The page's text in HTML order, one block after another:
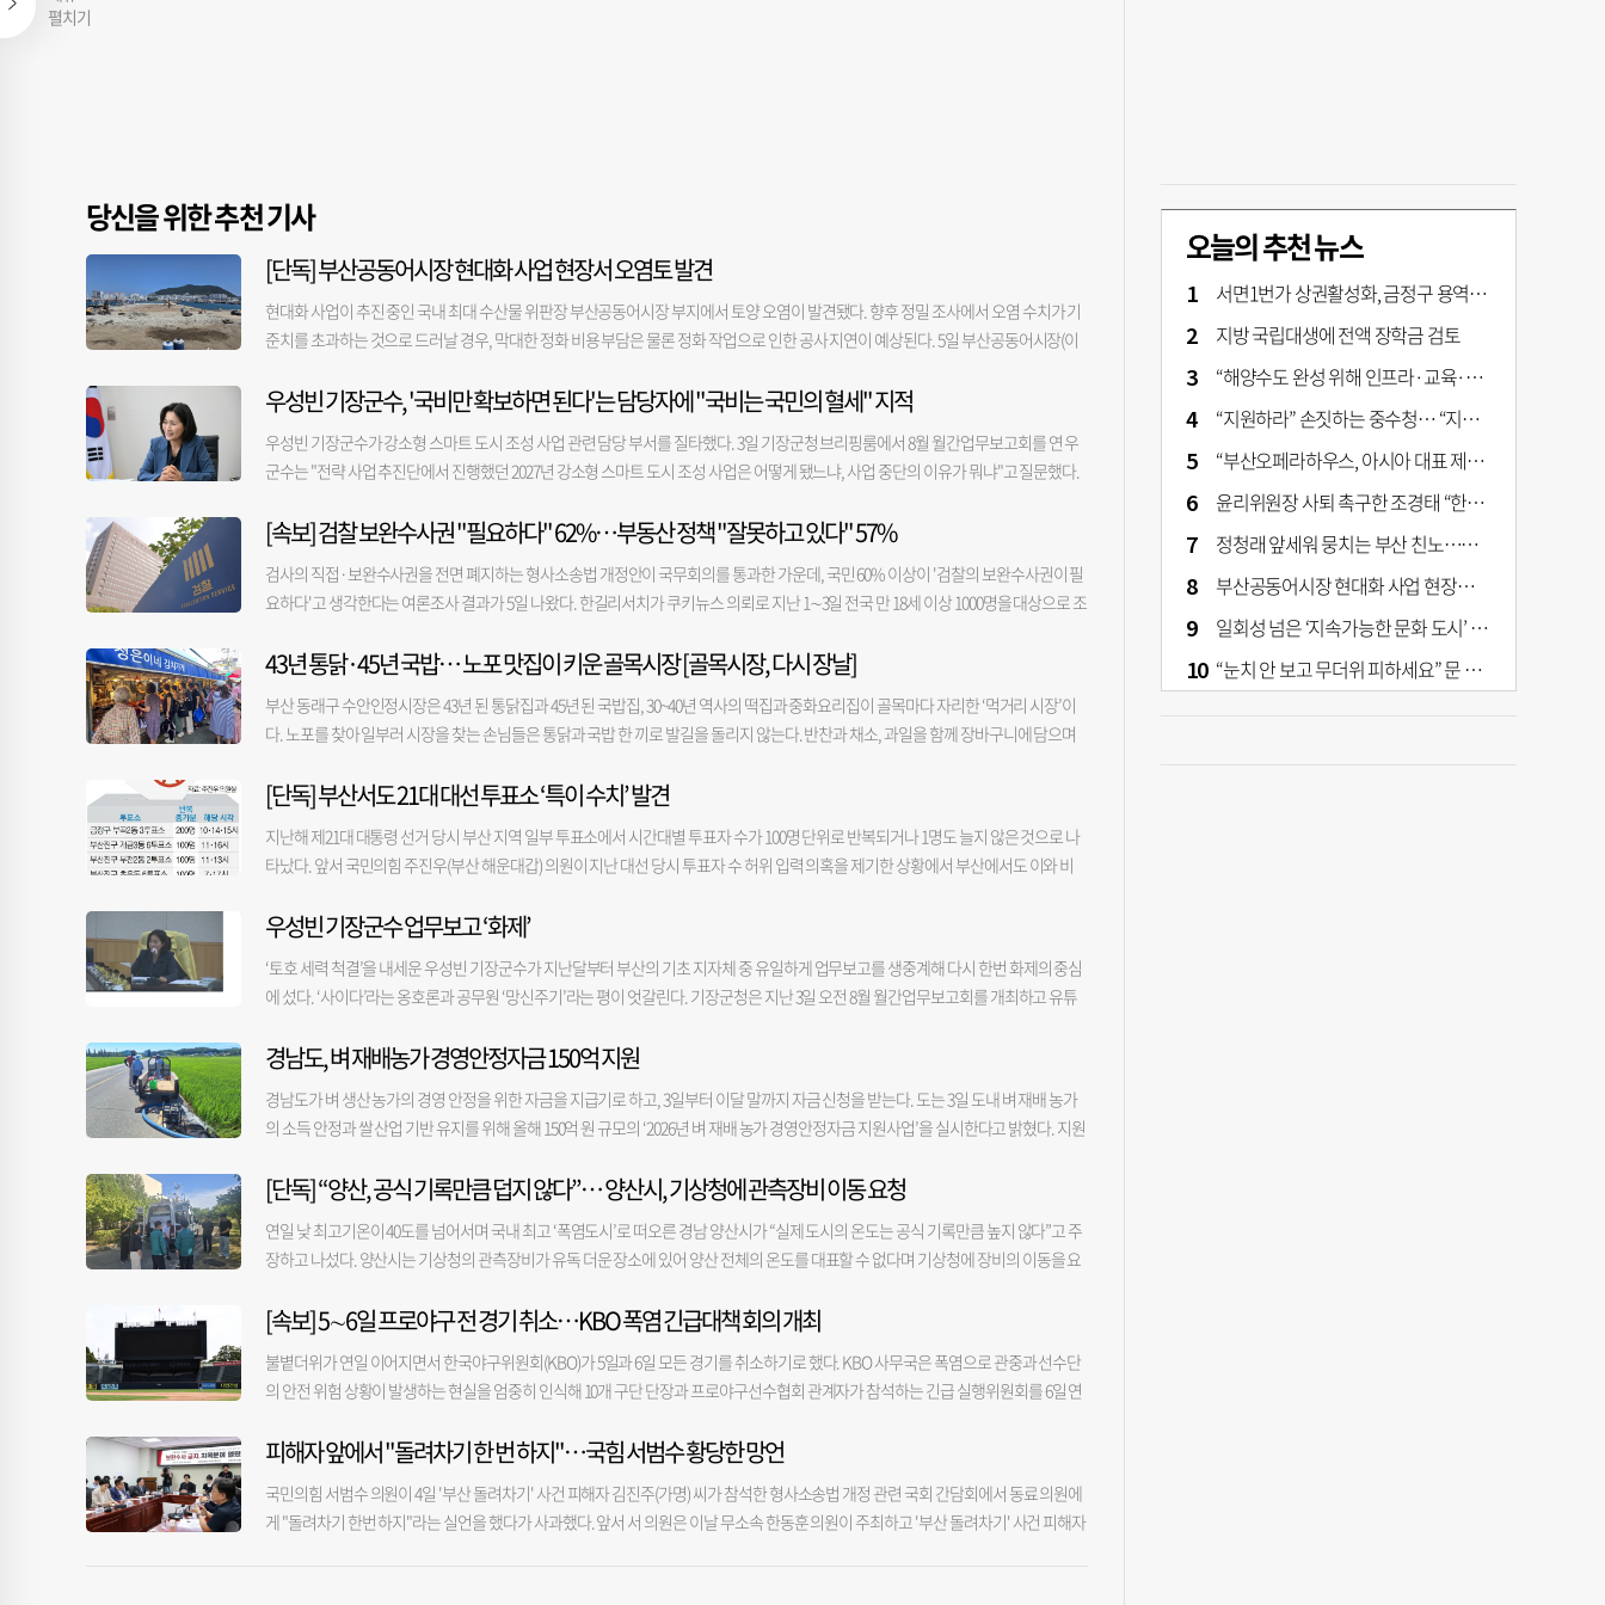
펼치기
당신을 위한 추천 기사
[단독] 부산공동어시장 현대화 사업 현장서 오염토 발견
현대화 사업이 추진 중인 국내 최대 수산물 위판장 부산공동어시장 부지에서 토양 오염이 발견됐다. 향후 정밀 조사에서 오염 수치가 기
준치를 초과하는 것으로 드러날 경우, 막대한 정화 비용 부담은 물론 정화 작업으로 인한 공사 지연이 예상된다. 5일 부산공동어시장(이
중 오염된 것으로 추정되는 토양을 발견했다. 시공사는 자체적으로 2곳에서 시료를 채취해 토질 조사를 진행한 뒤 해당 결과를 부산시
공식 신고할 예정이다. 해당 부지 오염의 기준치 초과여부는 정밀조사 결과에 따라 확정된다. 서구청에 오염 신고가 접수되면 서구청의
지시로 전문 용역사가 정밀 토양오염 조사를 진행하게 되는데, 오염 정도가 토양환경보전법상 기준치를 초과하는지 여부는 해당 부지
다. 시공사 관계자는 “해당 부지가 3지역으로 분류되면 기준 내에 들 수 있지만, 2지역으로 분류될 경우 기준치를 넘어설 가능성이 있
다”며 “해당 지역 분류는 관할 구청이 판단한다. 아직 공사 지연 등을 논할 단계는 아니다”고 설명했다. 이번 오염은 과거 어선 급유를 위
해 어시장 건물 지하에 묻혀있던 송유관에서 기름이 유출돼 발생한 것으로 추정된다. 문제는 해당 오염 수치가 지역별 기준치를 넘겼을
가피하다. 수억 원으로 추정되는 정화 비용 역시 기존 현대화 사업비에 포함돼 있지 않은 데다, 관련 법상 오염 원인자가 비용을 부담해야
해 원인 규명을 둘러싼 갈등으로 시일이 소요될 가능성도 크다. 현재는 구청 공식 신고 전 단계로 1단계 공사는 진행 중이다. 부산공동어
시장 현대화 사업은 전체 위판장 면적의 약 38.9%(1만 6800㎡)를 차지하는 1단계 부지(우측 본관·돌제)를 시작으로, 2단계(업무시설·중
앙 위판장), 3단계(좌측 본관·돌제)로 나누어 순차적으로 추진된다. 당초 계획대로라면 2029년 말에서 2030년 초 최종 준공될 예정이었
10%)이 투입되는 부산공동어시장 현대화 사업은 서구 남부민동 부지에 연면적 6만 1971㎡(지하 1층~지상 5층)의 신축 건물을 건립하는
대형 프로젝트다. 어시장 측은 5일 기준 기존 2개 지점에 더해 추가 1개 지점에 대한 토질 조사를 의뢰했으며, 결과가 나오는 대로 서구청
에 신고할 계획이다. 어시장 관계자는 “오염 추정 흙이 해당 공사 부지에서 확인된 것은 맞지만, 최종 기준치 초과 여부는 정밀 조사 결과
가 나와봐야 안다”며 “조사 결과에 따라 절차를 따를 것”이라고 밝혔다.
우성빈 기장군수, '국비만 확보하면 된다'는 담당자에 "국비는 국민의 혈세" 지적
우성빈 기장군수가 강소형 스마트 도시 조성 사업 관련 담당 부서를 질타했다. 3일 기장군청 브리핑룸에서 8월 월간업무보고회를 연 우
군수는 "전략 사업 추진단에서 진행했던 2027년 강소형 스마트 도시 조성 사업은 어떻게 됐느냐, 사업 중단의 이유가 뭐냐"고 질문했다.
업"이라고 말했다. 우 군수는 "가장 큰 예산을 차지하는 부분이 용궁사 들어가는 입구에 전기차가 다닐 수 있는 다른 차선을 확보해 관광
다"고 회상했다. 이어 "용궁사에 직접 가보니 담당 팀장님은 '안되네요. 차선이 안 나오겠네요'라고 했다"면서 "그래서 '사업이 안되는데
어떻게 국비를 받고 군비를 투입시키겠느냐. 중단하라'고 말하니 '다른 사업으로 돌리면 된다. 국비만 확보하면 된다'고 계속 우겼다"고
따내는 것이 공모 사업"이라고 질타했다. 또 "무작정 국비 80억, 군비 80억을 넣어서 기존에 공모했던 사업과 전혀 다른 사업으로 진행을
하면 되겠느냐. 국비는 국민의 혈세 아니냐. 그래서 사업이 중단된 것"이라고 강조했다. 우 군수는 "'왜 (사업을) 결재 안 했느냐'며 저한테
책임을 전가하는 분들이 있다. 이건 사업 자체가, 공모 자체가 잘못된 사업"이라며 "돈만 받아오면 되는게 아니다"라고 지적했다. 그러면
첫 업무보고회부터 보고회 전 과정을 유튜브 채널 '기장군TV(업무보고)'를 통해 공개하고 있다.
[속보] 검찰 보완수사권 "필요하다" 62%…부동산 정책 "잘못하고 있다" 57%
검사의 직접·보완수사권을 전면 폐지하는 형사소송법 개정안이 국무회의를 통과한 가운데, 국민 60% 이상이 '검찰의 보완수사권이 필
요하다'고 생각한다는 여론조사 결과가 5일 나왔다. 한길리서치가 쿠키뉴스 의뢰로 지난 1∼3일 전국 만 18세 이상 1000명을 대상으로 조
검사의 보완수사권이 필요하다는 응답은 지지 정당이나 정치 성향과 관계없이 과반을 차지했다. 더불어민주당 지지층에선 53.8%, 국민
지지층에서는 22.4%였다. 정치 성향별로는 진보층의 52.0%, 보수층의 69.9%가 보완수사권이 필요하다고 봤다. 중도층에서는 필요하
다는 응답이 70.5%로 가장 높았다. 국민 절반 가량은 검찰을 신뢰하지 않지만, 경찰 신뢰도는 이보다도 더 낮은 것으로도 조사됐다. '검
다'는 응답은 55.2%로 과반을 기록했다. 앞서 국회는 더불어민주당 주도로 지난달 31일 검찰의 수사권을 완전 폐지하는 형사소송법 개
정안을 의결했다. 이 법안은 이재명 대통령이 주재한 전날 국무회의도 통과했다. 한편 이재명 정부의 부동산 정책에 대해선 '잘못하고 있
다'는 부정 평가가 57.6%로 나타났다. 긍정 평가는 35.6%, '잘 모름'은 6.8%였다. 부정 평가 응답자를 연령대별로 보면 30대가 70.4%로
부정 평가 비율이 가장 높았고 부산·울산·경남 62.0%, 서울 60.3%, 인천·경기 59.3%가 뒤를 이었다. 이번 조사는 유·무선 임의전화걸
기(RDD) 방식으로 표본을 추출해 3.6%는 유선 전화면접, 96.4%는 무선 자동응답시스템(ARS) 방식으로 진행됐다. 표본오차는 95% 신뢰
수준에 ±3.1%포인트다. 기타 자세한 내용은 중앙선거여론조사심의위원회 홈페이지를 참조하면 된다.
43년 통닭·45년 국밥… 노포 맛집이 키운 골목시장 [골목시장, 다시 장날]
부산 동래구 수안인정시장은 43년 된 통닭집과 45년 된 국밥집, 30~40년 역사의 떡집과 중화요리집이 골목마다 자리한 ‘먹거리 시장’이
다. 노포를 찾아 일부러 시장을 찾는 손님들은 통닭과 국밥 한 끼로 발길을 돌리지 않는다. 반찬과 채소, 과일을 함께 장바구니에 담으며
은 500년 역사의 동래시장 초입에서 노점을 하던 외지 상인들이 모여 형성된 시장이다. 당시 경남 양산과 김해, 부산 기장 등지에서 농수
지금의 모습을 갖췄다. 수안인정시장 유근태 상인회장은 “외지 상인들이 모여 시작한 시장이지만 지금은 동래를 대표하는 골목시장으
로 자리 잡았다”며 “부산 도시철도와 동해선, 버스 등 접근성이 좋아 1년 내내 손님이 끊이지 않는다”고 말했다. 시장의 가장 큰 경쟁력은
에 학생 시절 찾았던 손님들이 성인이 돼 가족과 함께 다시 찾는 곳으로 유명하다. 희망통닭을 운영하는 유무열(44) 씨는 “아버지가 늘
‘100년은 가야 하지 않겠나’라고 말씀하셨다”며 “학생들에게 푸짐하게 내주던 방식 그대로 지금도 12호 닭을 사용한다. 옛 손님들이 자
녀 손을 잡고 다시 찾아올 때 가장 보람을 느낀다”고 말했다. 45년 전 문을 연 ‘재민국밥’도 시장의 대표 노포다. 매일 직접 삶은 뼈로 육수
이곳에 국밥집을 차린 후 30대부터 70대까지 한 우물만 파왔다”며 “수안인정시장에는 우리 가게 말고도 유명한 맛집이 많은 덕에 시장
명맥이 잘 유지되고 있다”고 말했다. ■소분 판매부터 가격표시까지 “변화가 경쟁력” 맛집만으로 시장이 유지되는 것은 아니다. 수안인
정시장은 소비 방식 변화에도 빠르게 대응했다. 전통시장이 살아남으려면 시대 흐름을 받아들여야 한다는 게 상인들 생각이다. 좋은 먹
거리와 친절한 서비스, 변화하려는 노력이 함께 있어야 젊은 손님도 찾고 다음 세대도 시장을 이어갈 수 있다는 것이다. 수안인정시장에
회장은 “요즘은 혼자 사는 사람들이 많으니까 양배추 한 통을 사도 다 먹지 못해 버리는 경우가 많다”며 “한 가게가 소분 판매를 하지 않
으면 손님은 시장 자체를 찾지 않는다. 시장 전체를 살리는 길이라고 생각해 상인들에게 계속 소분 판매를 권하고 있다”고 말했다. 가격
표시제도 시장 경쟁력을 높인 변화다. 대부분 점포가 가격을 표시하면서 바가지요금에 대한 불신을 없앴다. 요즘 젊은 사람들은 가격을
공영주차장과 공용화장실을 유치했고, 시장 방송을 통해 온누리상품권 사용처와 행사 등을 안내하고 있다. 수안인정시장 정득화 관리
부장은 “1000원어치만 사도 기분 좋게 팔자는 것이 상인회의 원칙”이라며 “분실물이 접수되면 대부분 주인을 찾아줄 정도로 작은 친절
을 실천하려고 노력하고 있다”고 말했다. ※ '골목시장, 다시 장날' 프로젝트는 BNK부산은행과 함께합니다.
[단독] 부산서도 21대 대선 투표소 ‘특이 수치’ 발견
지난해 제21대 대통령 선거 당시 부산 지역 일부 투표소에서 시간대별 투표자 수가 100명 단위로 반복되거나 1명도 늘지 않은 것으로 나
타났다. 앞서 국민의힘 주진우(부산 해운대갑) 의원이 지난 대선 당시 투표자 수 허위 입력 의혹을 제기한 상황에서 부산에서도 이와 비
한 결과, 부산 914개 투표소 가운데 시간당 투표 증가분이 100명이나 200명으로 두 차례 이상 반복된 곳은 8곳이었다. 100명 단위 투표자
것으로 입력됐다. 연제구 연산4동 제1투표소는 오전 7시와 오후 1시, 수영구 망미1동 제5투표소는 오전 10시와 낮 12시에 100명씩 늘었
다. 다만 대부분 서로 떨어진 시간대에 나타났다. 한 시간 이상 투표자 수가 한 명도 늘지 않은 것으로 기록된 투표소도 11곳이었다. 해운
는데, 제1투표소만 유일하게 오후 7시 투표자 수가 0명으로 집계됐다. 주 의원은 지난 2일 국회 기자회견에서 제21대 대선 당시 전국 109
개 투표소의 시간대별 투표자 수가 비정상적으로 입력됐다며 조사를 촉구했다. 부산 각 구·군 선관위에 따르면 시간대별 투표자 수는 각
투표소가 투표용지 일련번호 등을 토대로 누적 인원을 계산해 읍면동에 보고하고, 읍면동 담당자가 선거관리시스템에 투표자 수를 입
선 투표까지도 수사 범위가 확대될 가능성이 있다"며 "이 때문에 대선 당시 투표자 수 입력 누락이나 오기 등에 대해 답변하기 어렵다"고
말했다.
우성빈 기장군수 업무보고 ‘화제’
‘토호 세력 척결’을 내세운 우성빈 기장군수가 지난달부터 부산의 기초 지자체 중 유일하게 업무보고를 생중계해 다시 한번 화제의 중심
에 섰다. ‘사이다’라는 옹호론과 공무원 ‘망신주기’라는 평이 엇갈린다. 기장군청은 지난 3일 오전 8월 월간업무보고회를 개최하고 유튜
계획 수립을 강조하는 장면이 화제가 됐다. 우 군수는 “‘왕복 4차로를 낼 공간이 없는 것 아니냐’고 몇 번을 물었는데 담당 팀장은 ‘충분히
를 받고 군비를 투입하겠느냐. 중단하라’고 말하니 ‘다른 사업으로 돌리면 된다. 국비만 확보하면 된다’고 계속 우겼다”고 말했다. 한 지
역 방송사가 해당 장면을 편집해 유튜브에 올린 영상은 5일 기준 50만 회가 넘는 조회수를 기록했다. 영상에는 긍정적인 평가가 담긴 댓
하지만 군청 내부에서는 반발도 나온다. 노조 게시판에서 한 직원은 “해당 영상이 무분별하게 확대 재생산되며 당사자가 극심한 스트레
스를 받고 있다”고 적었다. 전국공무원노동조합 기장군지부 류광은 사무국장은 “얼굴 노출 부담이 커 다른 채널에 게시 중단을 요청한
상태”라고 말했다.
경남도, 벼 재배농가 경영안정자금 150억 지원
경남도가 벼 생산 농가의 경영 안정을 위한 자금을 지급기로 하고, 3일부터 이달 말까지 자금 신청을 받는다. 도는 3일 도내 벼 재배 농가
의 소득 안정과 쌀 산업 기반 유지를 위해 올해 150억 원 규모의 ‘2026년 벼 재배 농가 경영안정자금 지원사업’을 실시한다고 밝혔다. 지원
이하 농가다. 특히 올해는 수급조절용 벼도 지원 대상에 포함해 쌀 적정 생산과 농가 경영 안정에 기여할 계획이다. 수급조절용 벼는 밥쌀
당 최대 3ha까지 재배면적에 따라 차등 지원하며, 지원단가는 사업 신청 면적 확정 후 결정된다. 농지가 여러 시군에 걸쳐 있는 경우에는
벼 재배면적이 가장 넓은 시군을 관할 시군으로 정해 신청해야 한다. 도는 신청 농가의 자격 확인과 이행점검을 거쳐 지원 대상자를 선정
업과장은 “벼 재배 농가 경영안정자금이 농가의 소득 안정과 쌀 산업 기반 유지에 도움이 될 수 있도록 차질 없이 추진하겠다”며 “지원 대
상 농업인은 신청 기간 내 빠짐없이 신청해 주길 바란다”고 말했다. 한편, 도는 지난해 벼 재배 농가 경영안정자금으로 230억 원을 지원해
도내 7만 6000여 농가가 혜택받았으며, 평균 지원단가는 ha당 45만 7000원이었다. 올해 경영자금의 자세한 신청 방법과 지원 기준은 경
[단독] “양산, 공식 기록만큼 덥지 않다”… 양산시, 기상청에 관측장비 이동 요청
연일 낮 최고기온이 40도를 넘어서며 국내 최고 ‘폭염도시’로 떠오른 경남 양산시가 “실제 도시의 온도는 공식 기록만큼 높지 않다”고 주
장하고 나섰다. 양산시는 기상청의 관측장비가 유독 더운 장소에 있어 양산 전체의 온도를 대표할 수 없다며 기상청에 장비의 이동을 요
비를 찾아 현장 점검을 실시했다. 이날 점검은 지난달 29일부터 양산지역 낮 최고기온이 40도를 웃도는 상황이 이어지면서 관측자료의
산시는 당시 기상청 관계자들에게 관측장비의 위치 이동을 요청한 것으로 알려졌다. 또 다른 기상청 관측지점의 기온 자료를 함께 활용
하는 방안도 검토해달라고 요구했다. 양산시는 기상청 관측장비가 설치된 동면 수질정화공원의 주변 환경이 2008년 설치 당시에 비해
시화가 진행됐다는 것. 이러한 환경 변화가 지표면 온도와 복사열 등에 영향을 미쳐 계측 온도가 크게 높아질 수 있다는 것이 양산시의 주
장이다. 양산시는 이곳 관측장비에서 계측된 온도가 시내 다른 장비에서 계측된 온도보다 상대적으로 1~3도 정도 높다고 설명한다. 현재
양산에는 기상청이 운영하는 관측장비 2곳과 양산시가 읍면동에 설치한 자체 관측장비 11곳이 운영되고 있다. 양산시에 따르면, 동면 수
[속보] 5∼6일 프로야구 전 경기 취소…KBO 폭염 긴급대책 회의 개최
불볕더위가 연일 이어지면서 한국야구위원회(KBO)가 5일과 6일 모든 경기를 취소하기로 했다. KBO 사무국은 폭염으로 관중과 선수단
의 안전 위험 상황이 발생하는 현실을 엄중히 인식해 10개 구단 단장과 프로야구선수협회 관계자가 참석하는 긴급 실행위원회를 6일 연
예정이며, 종합 대책이 수립될 때까지 5∼6일 프로야구 1, 2군 전 경기를 취소하기로 했다. 이로써 올해 폭염으로 취소된 경기는 15경기로
의보가 내려졌을 땐 경기를 정상 개최하고, 폭염 경보가 발효되면 홈 구단의 의견을 반영해 최대 1시간까지 경기를 늦게 시작하도록 했
다. 기상청이 올해 신설한 최고 수준의 폭염중대경보가 발효됐다면 안전을 최우선으로 생각해 경기를 오후 1시 이전에 취소할 예정이라
피해자 앞에서 "돌려차기 한 번 하지"…국힘 서범수 황당한 망언
국민의힘 서범수 의원이 4일 '부산 돌려차기' 사건 피해자 김진주(가명) 씨가 참석한 형사소송법 개정 관련 국회 간담회에서 동료 의원에
게 "돌려차기 한번 하지"라는 실언을 했다가 사과했다. 앞서 서 의원은 이날 무소속 한동훈 의원이 주최하고 '부산 돌려차기' 사건 피해자
오늘의 추천 뉴스
서면1번가 상권활성화, 금정구 용역 그대로 ‘복붙’
지방 국립대생에 전액 장학금 검토
“해양수도 완성 위해 인프라·교육·세제 등 전방위 지원”…부산해양수도특별법’ 개정안 발의
“지원하라” 손짓하는 중수청… “지켜보자” 머뭇대는 검찰
“부산오페라하우스, 아시아 대표 제작 극장 지향해야”
윤리위원장 사퇴 촉구한 조경태 “한동훈 제명 철회해야”
정청래 앞세워 뭉치는 부산 친노…전대 결과가 부산 민주 세력 판도 바꾼다
부산공동어시장 현대화 사업 현장서 오염토 발견
일회성 넘은 ‘지속가능한 문화 도시’ 원동력은 시민 지지 [부산은 열려 있다]
“눈치 안 보고 무더위 피하세요” 문 활짝 연 은행·마트